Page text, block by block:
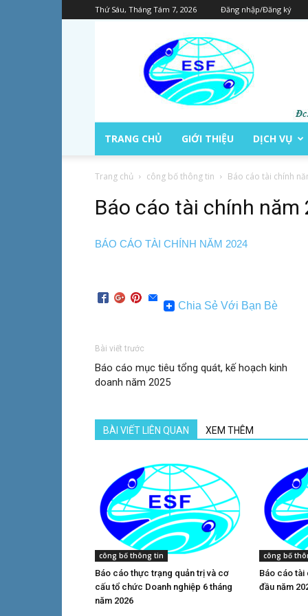
Thứ Sáu, Tháng Tám 7, 2026 Đăng nhập/Đăng ký
TRANG CHỦ GIỚI THIỆU DỊCH VỤ
Trang chủ công bố thông tin Báo cáo tài chính
Báo cáo tài chính năm
BÁO CÁO TÀI CHÍNH NĂM 2024
Chia Sẻ Với Bạn Bè
Bài viết trước
Báo cáo mục tiêu tổng quát, kế hoạch kinh
doanh năm 2025
BÀI VIẾT LIÊN QUAN XEM THÊM
công bố thông tin
Báo cáo thực trạng quản trị và cơ
cấu tổ chức Doanh nghiệp 6 tháng
năm 2026
công bố
Báo cáo tài
đầu năm